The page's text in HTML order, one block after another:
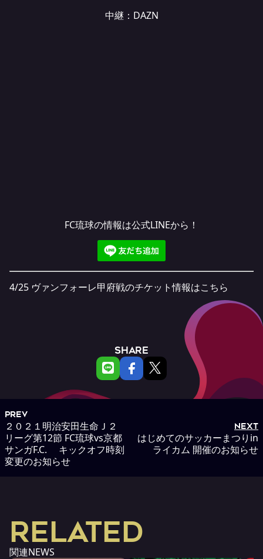
中継：DAZN
FC琉球の情報は公式LINEから！
4/25 ヴァンフォーレ甲府戦のチケット情報はこちら
SHARE
PREV
２０２１明治安田生命Ｊ２
リーグ第12節 FC琉球vs京都
サンガF.C. キックオフ時刻
変更のお知らせ
NEXT
はじめてのサッカーまつりin
ライカム 開催のお知らせ
RELATED
関連NEWS